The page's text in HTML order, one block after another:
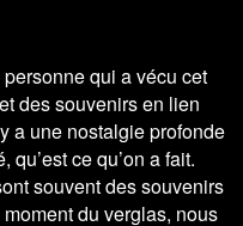
qui a vécu cet
des souvenirs en lien
a une nostalgie profonde
qu’est ce qu’on a fait.
souvent des souvenirs
du verglas, nous